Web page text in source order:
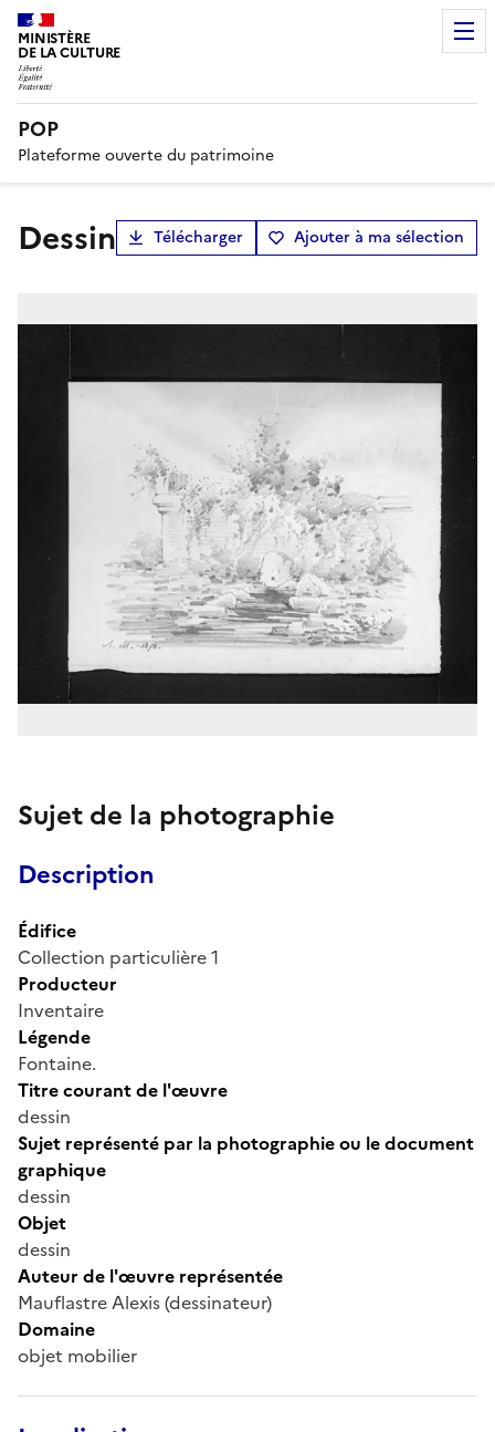
MINISTÈRE
DE LA CULTURE
POP
Plateforme ouverte du patrimoine
dessin Télécharger Ajouter à ma sélection
Sujet de la photographie
Description
Édifice
Collection particulière 1
Producteur
Inventaire
Légende
Fontaine.
Titre courant de l'œuvre
dessin
Sujet représenté par la photographie ou le document
graphique
dessin
Objet
dessin
Auteur de l'œuvre représentée
Mauflastre Alexis (dessinateur)
Domaine
objet mobilier